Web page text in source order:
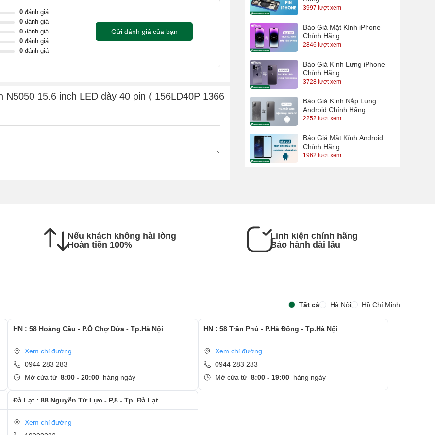
cáp bị gãy hoặc hở.
khá lớn.
Nguyễn Care
hướng dẫn kiểm tra lại màn hình mới
0 đánh giá
0 đánh giá
0 đánh giá
0 đánh giá
0 đánh giá
Gửi đánh giá của bạn
15.6 inch LED dày 40 pin ( 156LD40P 1366
3997 lượt xem
Báo Giá Mặt Kính iPhone
Chính Hãng
2846 lượt xem
Báo Giá Kính Lưng iPhone
Chính Hãng
3728 lượt xem
Báo Giá Kính Nắp Lưng
Android Chính Hãng
2252 lượt xem
Báo Giá Mặt Kính Android
Chính Hãng
1962 lượt xem
Nếu khách không hài lòng
Hoàn tiền 100%
Linh kiện chính hãng
Bảo hành dài lâu
Tất cả Hà Nội Hồ Chí Minh
HN : 58 Hoàng Cầu - P.Ô Chợ Dừa - Tp.Hà Nội
Xem chỉ đường
0944 283 283
Mở cửa từ 8:00 - 20:00 hàng ngày
HN : 58 Trần Phú - P.Hà Đông - Tp.Hà Nội
Xem chỉ đường
0944 283 283
Mở cửa từ 8:00 - 19:00 hàng ngày
Đà Lạt : 88 Nguyễn Tử Lực - P,8 - Tp, Đà Lạt
Xem chỉ đường